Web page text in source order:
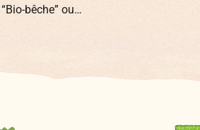
“Bio-bêche” ou…